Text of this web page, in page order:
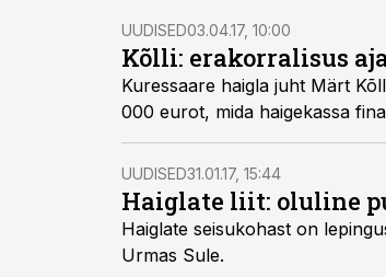
UUDISED03.04.17, 10:00
Kõlli: erakorralisus
Kuressaare haigla juht Märt
000 eurot, mida
UUDISED31.01.17, 15:44
Haiglate liit: oluline
Haiglate seisukohast on
Urmas Sule.